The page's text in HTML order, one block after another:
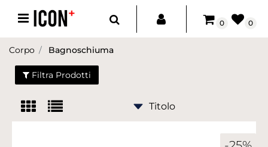
Open menu
0 0
Corpo Bagnoschiuma
Filtra Prodotti